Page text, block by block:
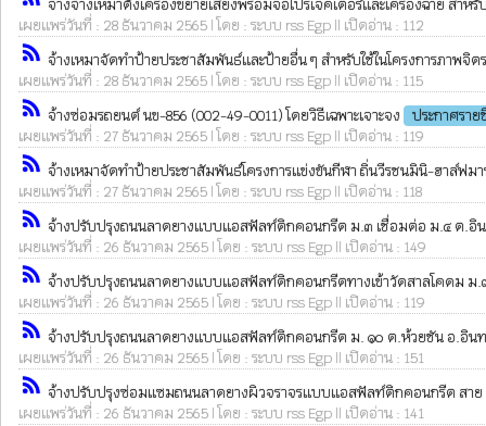
จ้างจ้างเหมาตั้งเครื่องขยายเสียงพร้อมจอโปรเจคเตอร์และเครื่องฉาย สำ
เผยแพร่วันที่ : 28 ธันวาคม 2565 | โดย : ระบบ rss Egp || เปิดอ่าน : 112
rss_feed จ้างเหมาจัดทำป้ายประชาสัมพันธ์และป้ายอื่น ๆ สำหรับใช้ในโครงการภาพจิ
เผยแพร่วันที่ : 28 ธันวาคม 2565 | โดย : ระบบ rss Egp || เปิดอ่าน : 115
rss_feed จ้างซ่อมรถยนต์ นข-856 (002-49-0011) โดยวิธีเฉพาะเจาะจง
ประกาศราย
เผยแพร่วันที่ : 27 ธันวาคม 2565 | โดย : ระบบ rss Egp || เปิดอ่าน : 119
rss_feed จ้างเหมาจัดทำป้ายประชาสัมพันธ์โครงการแข่งขันกีฬา ถิ่นวีรชนมินิ-ฮาล์ฟม
เผยแพร่วันที่ : 27 ธันวาคม 2565 | โดย : ระบบ rss Egp || เปิดอ่าน : 118
rss_feed จ้างปรับปรุงถนนลาดยางแบบแอสฟัลท์ติกคอนกรีต ม.๓ เชื่อมต่อ ม.๔ ต.อิน
เผยแพร่วันที่ : 26 ธันวาคม 2565 | โดย : ระบบ rss Egp || เปิดอ่าน : 149
rss_feed จ้างปรับปรุงถนนลาดยางแบบแอสฟัลท์ติกคอนกรีตทางเข้าวัดสาลโคดม ม.
เผยแพร่วันที่ : 26 ธันวาคม 2565 | โดย : ระบบ rss Egp || เปิดอ่าน : 119
rss_feed จ้างปรับปรุงถนนลาดยางแบบแอสฟัลท์ติกคอนกรีต ม. ๑๐ ต.ห้วยชัน อ.อินท
เผยแพร่วันที่ : 26 ธันวาคม 2565 | โดย : ระบบ rss Egp || เปิดอ่าน : 151
rss_feed จ้างปรับปรุงซ่อมแซมถนนลาดยางผิวจราจรแบบแอสฟัลท์ติกคอนกรีต สาย
เผยแพร่วันที่ : 26 ธันวาคม 2565 | โดย : ระบบ rss Egp || เปิดอ่าน : 141